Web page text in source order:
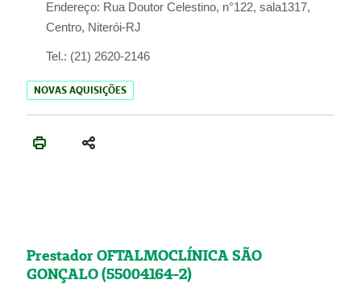
Endereço: Rua Doutor Celestino, n°122, sala1317,
Centro, Niterói-RJ
Tel.: (21) 2620-2146
NOVAS AQUISIÇÕES
Prestador OFTALMOCLÍNICA SÃO
GONÇALO (55004164-2)